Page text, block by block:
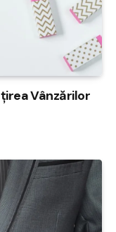
Vânzărilor